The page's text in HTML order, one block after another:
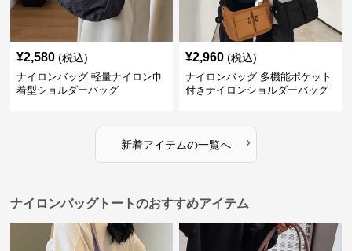
¥2,580 (税込)
ナイロンバッグ 軽量ナイロン巾
着型ショルダーバッグ
¥2,960 (税込)
ナイロンバッグ 多機能ポケット
付きナイロンショルダーバッグ
新着アイテムの一覧へ ›
ナイロンバッグトートのおすすめアイテム